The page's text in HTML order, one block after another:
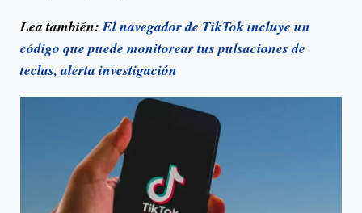
Lea también:El navegador de TikTok incluye un
código que puede monitorear tus pulsaciones de
teclas, alerta investigación